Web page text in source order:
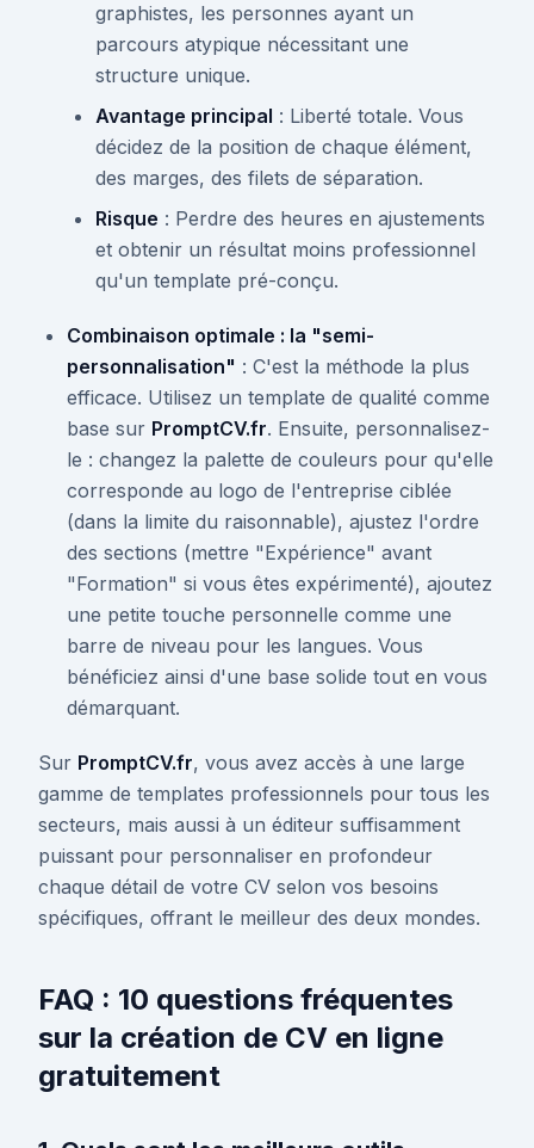
graphistes, les personnes ayant un
parcours atypique nécessitant une
structure unique.
Avantage principal : Liberté totale. Vous
décidez de la position de chaque élément,
des marges, des filets de séparation.
Risque : Perdre des heures en ajustements
et obtenir un résultat moins professionnel
qu'un template pré-conçu.
Combinaison optimale : la "semi-
personnalisation" : C'est la méthode la plus
efficace. Utilisez un template de qualité comme
base sur PromptCV.fr. Ensuite, personnalisez-
le : changez la palette de couleurs pour qu'elle
corresponde au logo de l'entreprise ciblée
(dans la limite du raisonnable), ajustez l'ordre
des sections (mettre "Expérience" avant
"Formation" si vous êtes expérimenté), ajoutez
une petite touche personnelle comme une
barre de niveau pour les langues. Vous
bénéficiez ainsi d'une base solide tout en vous
démarquant.
Sur PromptCV.fr, vous avez accès à une large
gamme de templates professionnels pour tous les
secteurs, mais aussi à un éditeur suffisamment
puissant pour personnaliser en profondeur
chaque détail de votre CV selon vos besoins
spécifiques, offrant le meilleur des deux mondes.
FAQ : 10 questions fréquentes
sur la création de CV en ligne
gratuitement